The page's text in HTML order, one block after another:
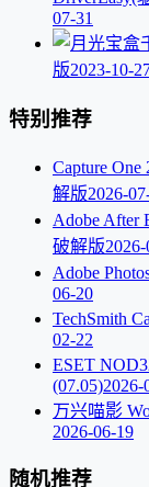
07-31
版2023-10-
特别推荐
Capture
解版2026-
Adobe After
破解版
Adobe
06-20
TechSmith
02-22
ESET
(07.05)2026-
万兴喵影
2026-06-19
随机推荐